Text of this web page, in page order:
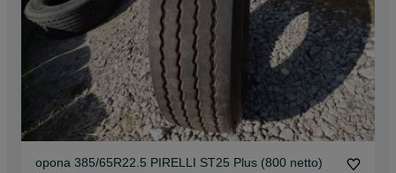
opona 385/65R22.5 PIRELLI ST25 Plus (800 netto)